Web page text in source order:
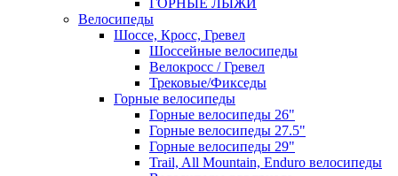
Велосипеды
Шоссе, Кросс, Гревел
Шоссейные велосипеды
Велокросс / Гревел
Трековые/Фикседы
Горные велосипеды
Горные велосипеды 26"
Горные велосипеды 27.5"
Горные велосипеды 29"
Trail, All Mountain, Enduro велосипеды